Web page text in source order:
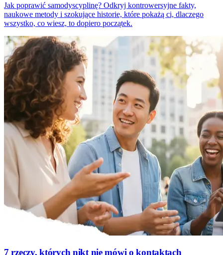
Jak poprawić samodyscyplinę? Odkryj kontrowersyjne fakty,
naukowe metody i szokujące historie, które pokażą ci, dlaczego
wszystko, co wiesz, to dopiero początek.
7 rzeczy, których nikt nie mówi o kontaktach